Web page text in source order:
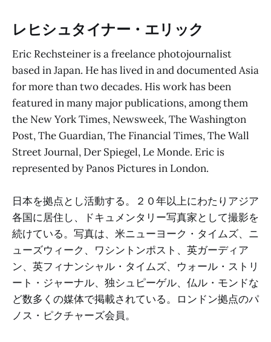
レヒシュタイナー・エリック
Eric Rechsteiner is a freelance photojournalist
based in Japan. He has lived in and documented Asia
for more than two decades. His work has been
featured in many major publications, among them
the New York Times, Newsweek, The Washington
Post, The Guardian, The Financial Times, The Wall
Street Journal, Der Spiegel, Le Monde. Eric is
represented by Panos Pictures in London.
日本を拠点とし活動する。２０年以上にわたりアジア
各国に居住し、ドキュメンタリー写真家として撮影を
続けている。写真は、米ニューヨーク・タイムズ、ニ
ューズウィーク、ワシントンポスト、英ガーディア
ン、英フィナンシャル・タイムズ、ウォール・ストリ
ート・ジャーナル、独シュピーゲル、仏ル・モンドな
ど数多くの媒体で掲載されている。ロンドン拠点のパ
ノス・ピクチャーズ会員。